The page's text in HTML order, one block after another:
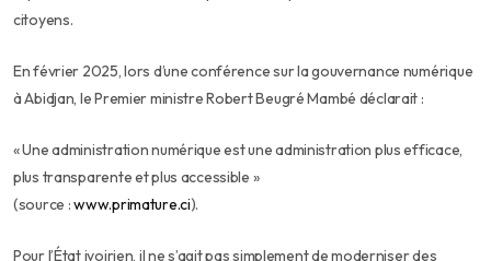
citoyens.
En février 2025, lors d’une conférence sur la gouvernance numérique
à Abidjan, le Premier ministre Robert Beugré Mambé déclarait :
« Une administration numérique est une administration plus efficace,
plus transparente et plus accessible »
(source :www.primature.ci).
Pour l’État ivoirien, il ne s’agit pas simplement de moderniser des